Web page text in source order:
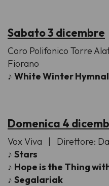
Sabato 3 dicembre
Coro Polifonico Torre
Fiorano
♪ White Winter Hymnal
Domenica 4
Vox Viva
| Direttore:
♪ Stars
♪ Hope is the Thing
♪ Segalariak